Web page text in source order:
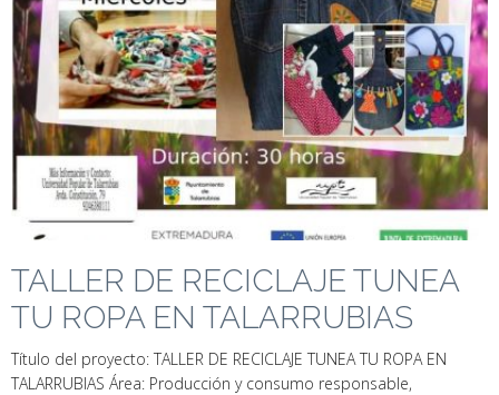
TALLER DE RECICLAJE TUNEA
TU ROPA EN TALARRUBIAS
Título del proyecto: TALLER DE RECICLAJE TUNEA TU ROPA EN
TALARRUBIAS Área: Producción y consumo responsable,